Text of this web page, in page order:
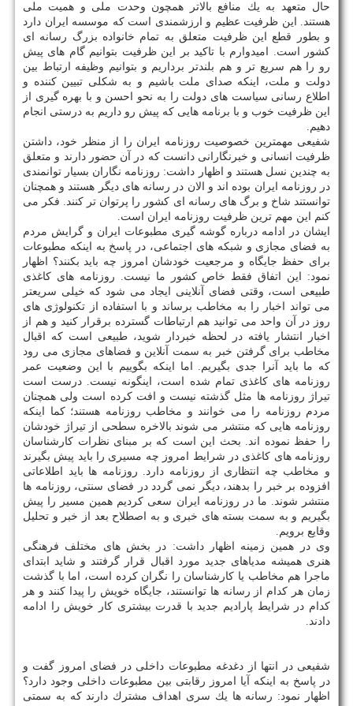
حال متعهد به یك منافع بالاتر همچون وحدت ملی و همیت ملی
هستند. این ظرفیت عظیم و ارزشمندی است كه موسسه ایران دارد
و بطور قطع این ظرفیت متعلق به تمام خانواده بزرگ رسانه ای
كشور است. امیدوارم با تاكید بر این ظرفیت بتوانیم گام های پیش
رو را هم سریع تر و هم بلندتر برداریم و بتوانیم وظیفه ارتباط بین
دولت و ملت، اینكه صدای ملت باشیم و به شكلی تبیین كننده و
اطلاع رسانی سیاست های دولت را به نحو احسن و با بهره گیری از
این ظرفیت خوب و با برنامه هایی كه پیش رو داریم به درستی انجام
دهیم.
شفیعی مهمترین خصوصیت روزنامه ایران را از منظر خود، داشتن
ظرفیت انسانی و خبرنگارانی دانست كه در آن حضور دارند و متعلق
به چندین نسل هستند و اظهار داشت: روزنامه نگاران بسیار توانمندی
در روزنامه ایران بوده اند و الان در رسانه های دیگر هستند و همچنان
توانستند شاخ و برگ های رسانه ای كشور را پرتوان تر كنند. فكر می
كنم این مهم ترین ظرفیت روزنامه ایران است.
ایشان در ادامه درباره گوشه گیری مطبوعات ایران و گرایش مردم
به فضای مجازی و شبكه های اجتماعی، در پاسخ به اینكه مطبوعات
برای حفظ جایگاه و مرجعیت خودشان امروز چه باید بكنند؟ اظهار
نمود: این اتفاق فقط خاص كشور ما نیست. روزنامه های كاغذی
طبیعی است، وقتی فضای آنلاینی ایجاد می شود كه خیلی سریعتر
می تواند اخبار را به مخاطب برساند و با استفاده از تكنولوژی های
روز در آن واحد می توانید هم ارتباطات گسترده برقرار كنید و هم از
اخبار انتشار یافته در لحظه خبردار شوید، طبیعی است كه اقبال
مخاطب برای گرفتن خبر به سمت آنلاین و فضاهای مجازی می رود
كه ما باید آنرا جدی بگیریم. اما اینكه بگوییم با این وضعیت عمر
روزنامه های كاغذی تمام شده است، اینگونه نیست. درست است
تیراژ روزنامه ها مثل گذشته نیست و افت كرده است ولی همچنان
مردم روزنامه را می خوانند و مخاطب روزنامه هستند؛ كما اینكه
روزنامه هایی كه منتشر می شوند بالاخره سطحی از تیراژ خودشان
را حفظ نموده اند. بحث این است كه بر مبنای نظرات كارشناسان
روزنامه های كاغذی در شرایط امروز چه مسیری را باید پیش بگیرند
و مخاطب چه انتظاری از روزنامه دارد. روزنامه ها باید اطلاعاتی
افزوده بر خبر را بدهند، دیگر نمی گردد در فضای سنتی، روزنامه ها
منتشر شوند. ما در روزنامه ایران سعی كردیم همین مسیر را پیش
بگیریم و به سمت بسته های خبری و به اصطلاح بعد از خبر و تحلیل
وقایع برویم.
وی در همین زمینه اظهار داشت: در بخش های مختلف فرهنگی
هنری همیشه مدیاهای جدید مورد اقبال قرار گرفتند و شاید ابتدای
ماجرا هم مخاطب یا كارشناسان را نگران كرده است، اما با گذشت
زمان هر كدام از رسانه ها توانستند، جایگاه خویش را پیدا كنند و هر
كدام در شرایط پارادیم جدید با قدرت بیشتری كار خویش را ادامه
دادند.
شفیعی در انتها از دغدغه مطبوعات داخلی در فضای امروز گفت و
در پاسخ به اینكه آیا امروز رقابتی بین مطبوعات داخلی وجود دارد؟
اظهار نمود: رسانه ها یك سری اهداف مشترك دارند كه به سمتی